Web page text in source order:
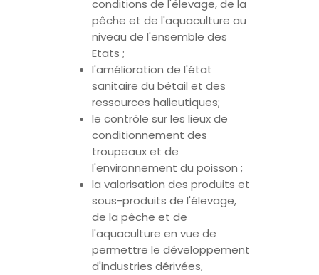
conditions de l'élevage, de la
pêche et de l'aquaculture au
niveau de l'ensemble des
Etats ;
l'amélioration de l'état
sanitaire du bétail et des
ressources halieutiques;
le contrôle sur les lieux de
conditionnement des
troupeaux et de
l'environnement du poisson ;
la valorisation des produits et
sous-produits de l'élevage,
de la pêche et de
l'aquaculture en vue de
permettre le développement
d'industries dérivées,